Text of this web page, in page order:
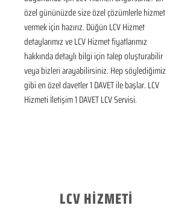
özel gününüzde size özel çözümlerle hizmet
vermek için hazırız. Düğün LCV Hizmet
detaylarımız ve LCV Hizmet fiyatlarımız
hakkında detaylı bilgi için talep oluşturabilir
veya bizleri arayabilirsiniz. Hep söylediğimiz
gibi en özel davetler 1 DAVET ile başlar. LCV
Hizmeti İletişim 1 DAVET LCV Servisi.
LCV HİZMETİ